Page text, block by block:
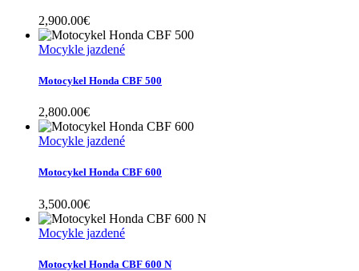
2,900.00€
Mocykle jazdené
Motocykel Honda CBF 500
2,800.00€
Mocykle jazdené
Motocykel Honda CBF 600
3,500.00€
Mocykle jazdené
Motocykel Honda CBF 600 N